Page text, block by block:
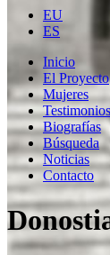
EU
ES
Inicio
El Proyecto
Mujeres
Testimonios
Biografías
Búsqueda
Noticias
Contacto